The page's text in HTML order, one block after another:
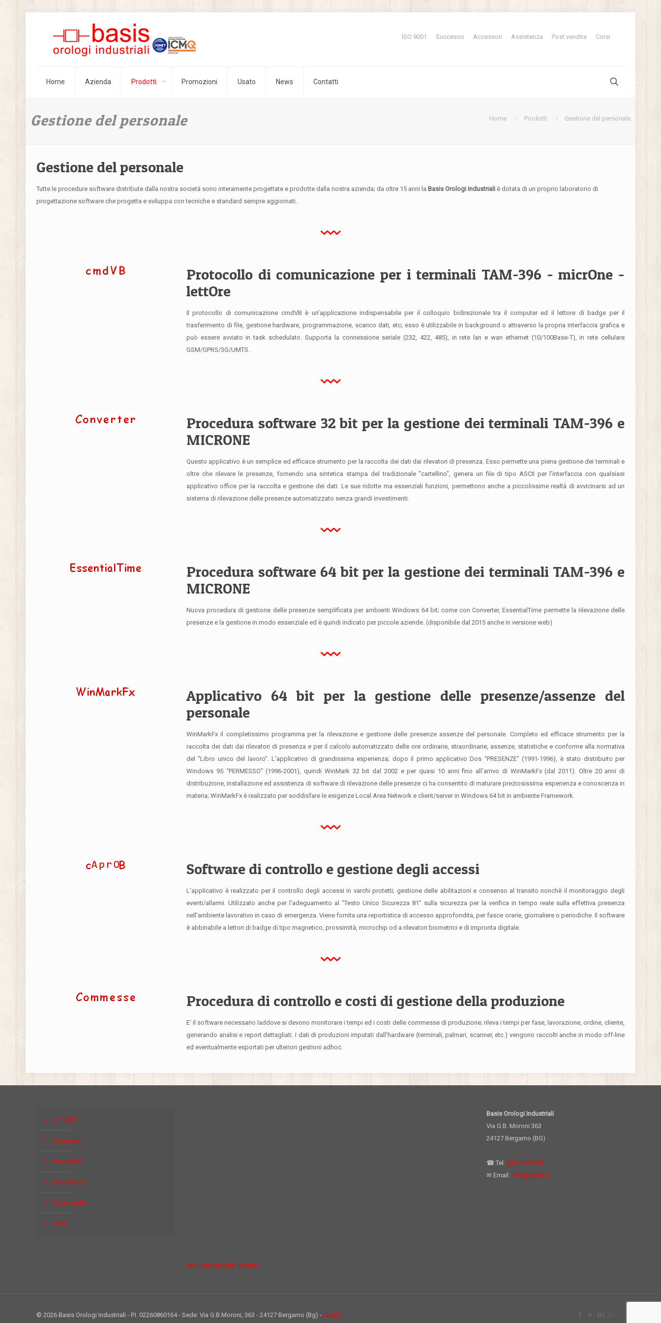
Home Azienda Prodotti Promozioni Usato News Contatti
ISO 9001 Successo Accessori Assistenza Post vendita Corsi
Gestione del personale Home Prodotti Gestione del personale
Gestione del personale
Tutte le procedure software distribute dalla nostra società sono interamente progettate e prodotte dalla nostra azienda; da oltre 15 anni la Basis Orologi Industriali è dotata di un proprio laboratorio di
progettazione software che progetta e sviluppa con tecniche e standard sempre aggiornati.
Protocollo di comunicazione per i terminali TAM-396 - micrOne -
lettOre
Il protocollo di comunicazione cmdVB è un’applicazione indispensabile per il colloquio bidirezionale tra il computer ed il lettore di badge per il
trasferimento di file, gestione hardware, programmazione, scarico dati, etc; esso è utilizzabile in background o attraverso la propria interfaccia grafica e
può essere avviato in task schedulato. Supporta la connessione seriale (232, 422, 485), in rete lan e wan ethernet (10/100Base-T), in rete cellulare
GSM/GPRS/3G/UMTS.
Procedura software 32 bit per la gestione dei terminali TAM-396 e
MICRONE
Questo applicativo è un semplice ed efficace strumento per la raccolta dei dati dai rilevatori di presenza. Esso permette una piena gestione dei terminali e
oltre che rilevare le presenze, fornendo una sintetica stampa del tradizionale "cartellino", genera un file di tipo ASCII per l'interfaccia con qualsiasi
applicativo office per la raccolta e gestione dei dati. Le sue ridotte ma essenziali funzioni, permettono anche a piccolissime realtà di avvicinarsi ad un
sistema di rilevazione delle presenze automatizzato senza grandi investimenti.
Procedura software 64 bit per la gestione dei terminali TAM-396 e
MICRONE
Nuova procedura di gestione delle presenze semplificata per ambienti Windows 64 bit; come con Converter, EssentialTime permette la rilevazione delle
presenze e la gestione in modo essenziale ed è quindi indicato per piccole aziende. (disponibile dal 2015 anche in versione web)
Applicativo 64 bit per la gestione delle presenze/assenze del
personale
WinMarkFx il completissimo programma per la rilevazione e gestione delle presenze assenze del personale. Completo ed efficace strumento per la
raccolta dei dati dai rilevatori di presenza e per il calcolo automatizzato delle ore ordinarie, straordinarie, assenze, statistiche e conforme alla normativa
del “Libro unico del lavoro”. L'applicativo di grandissima esperienza; dopo il primo applicativo Dos “PRESENZE” (1991-1996), è stato distribuito per
Windows 95 “PERMESSO” (1996-2001), quindi WinMark 32 bit dal 2002 e per quasi 10 anni fino all'arrivo di WinMarkFx (dal 2011). Oltre 20 anni di
distribuzione, installazione ed assistenza di software di rilevazione delle presenze ci ha consentito di maturare preziosissima esperienza e conoscenza in
materia; WinMarkFx è realizzato per soddisfare le esigenze Local Area Network e client/server in Windows 64 bit in ambiente Framework.
Software di controllo e gestione degli accessi
L'applicativo è realizzato per il controllo degli accessi in varchi protetti; gestione delle abilitazioni e consenso al transito nonchè il monitoraggio degli
eventi/allarmi. Utilizzato anche per l'adeguamento al “Testo Unico Sicurezza 81” sulla sicurezza per la verifica in tempo reale sulla effettiva presenza
nell'ambiente lavorativo in caso di emergenza. Viene fornita una reportistica di accesso approfondita, per fasce orarie, giornaliere o periodiche. Il software
è abbinabile a lettori di badge di tipo magnetico, prossimità, microchip od a rilevatori biometrici e di impronta digitale.
Procedura di controllo e costi di gestione della produzione
E' il software necessario laddove si devono monitorare i tempi ed i costi delle commesse di produzione; rileva i tempi per fase, lavorazione, ordine, cliente,
generando analisi e report dettagliati. I dati di produzioni imputati dall'hardware (terminali, palmari, scanner, etc.) vengono raccolti anche in modo off-line
ed eventualmente esportati per ulteriori gestioni adhoc.
ISO 9001
Successo
Accessori
Assistenza
Post vendita
Corsi
Apri la mappa più grande
Basis Orologi Industriali
Via G.B. Moroni 363
24127 Bergamo (BG)
☎ Tel: 035 4519495
✉ Email: info@basis.it
© 2026 Basis Orologi Industriali - P.I. 02260860164 - Sede: Via G.B.Moroni, 363 - 24127 Bergamo (Bg) - credits